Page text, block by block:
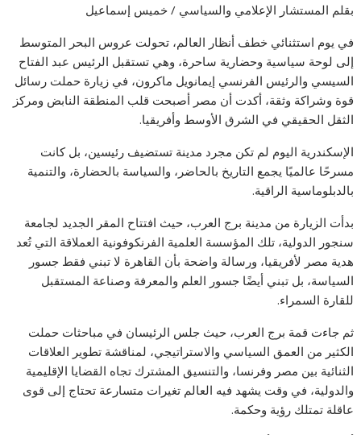
بقلم المستشار الإعلامي والسياسي / خميس إسماعيل
في يوم استثنائي خطف أنظار العالم، تحولت عروس البحر المتوسط
إلى لوحة سياسية وحضارية ساحرة، وهي تستقبل الرئيس عبد الفتاح
السيسي والرئيس الفرنسي إيمانويل ماكرون، في زيارة حملت رسائل
قوة وشراكة وثقة، أكدت أن مصر أصبحت قلب المنطقة النابض ومركز
الثقل الحقيقي في الشرق الأوسط وأفريقيا.
الإسكندرية اليوم لم تكن مجرد مدينة تستضيف رئيسين، بل كانت
مسرحًا عالميًا يجمع التاريخ بالحاضر، والسياسة بالحضارة، والتنمية
بالدبلوماسية الراقية.
بدأت الزيارة من مدينة برج العرب، حيث افتتاح المقر الجديد لجامعة
سنجور الدولية، تلك المؤسسة العلمية الفرنكوفونية العملاقة التي تُعد
هدية مصر لأفريقيا، ورسالة واضحة بأن القاهرة لا تبني فقط جسور
السياسة، بل تبني أيضًا جسور العلم والمعرفة وصناعة المستقبل
للقارة السمراء.
ثم جاءت قمة برج العرب، حيث جلس الرئيسان في مباحثات حملت
الكثير من العمق السياسي والاستراتيجي، لمناقشة تطوير العلاقات
الثنائية بين مصر وفرنسا، والتنسيق المشترك تجاه القضايا الإقليمية
والدولية، في وقت يشهد فيه العالم تغيرات متسارعة تحتاج إلى قوى
عاقلة تمتلك رؤية وحكمة.